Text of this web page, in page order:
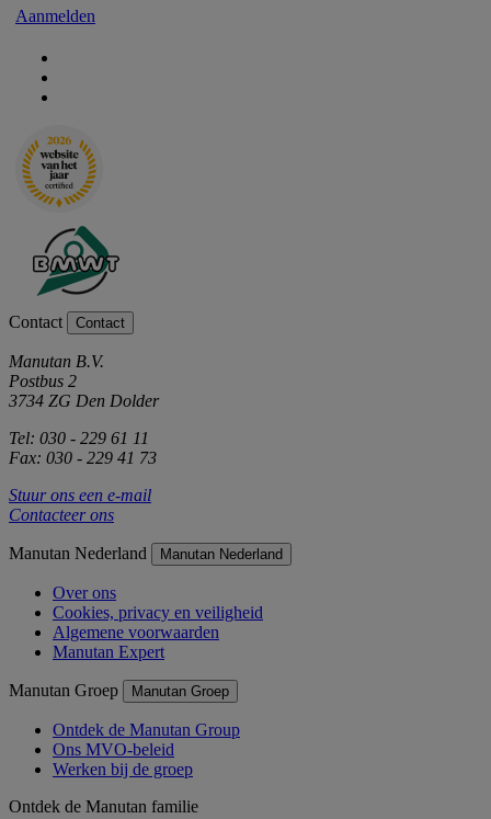
Aanmelden
Contact Contact
Manutan B.V.
Postbus 2
3734 ZG Den Dolder
Tel: 030 - 229 61 11
Fax: 030 - 229 41 73
Stuur ons een e-mail
Contacteer ons
Manutan Nederland Manutan Nederland
Over ons
Cookies, privacy en veiligheid
Algemene voorwaarden
Manutan Expert
Manutan Groep Manutan Groep
Ontdek de Manutan Group
Ons MVO-beleid
Werken bij de groep
Ontdek de Manutan familie